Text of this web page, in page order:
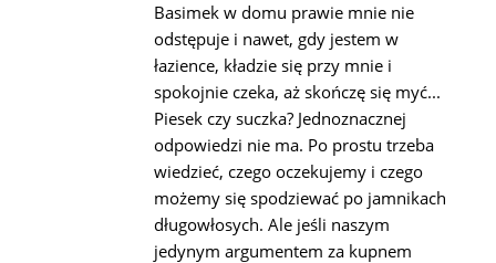
Basimek w domu prawie mnie nie
odstępuje i nawet, gdy jestem w
łazience, kładzie się przy mnie i
spokojnie czeka, aż skończę się myć...
Piesek czy suczka? Jednoznacznej
odpowiedzi nie ma. Po prostu trzeba
wiedzieć, czego oczekujemy i czego
możemy się spodziewać po jamnikach
długowłosych. Ale jeśli naszym
jedynym argumentem za kupnem